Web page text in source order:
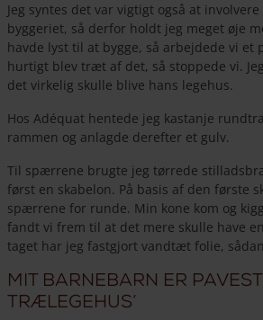
Jeg syntes det var vigtigt også at
byggeriet, så derfor holdt jeg meget øje
havde lyst til at bygge, så arbejdede vi et
hurtigt blev træt af det, så stoppede vi.
det virkelig skulle blive hans legehus.
Hos Adéquat hentede jeg kastanje
rammen og anlagde derefter et gulv.
Til spærrene brugte jeg tørrede
først en skabelon. På basis af den første
spærrene for runde. Min kone kom og
fandt vi frem til at det mere skulle have
taget har jeg fastgjort vandtæt folie,
Mit barnebarn er
trælegehus’